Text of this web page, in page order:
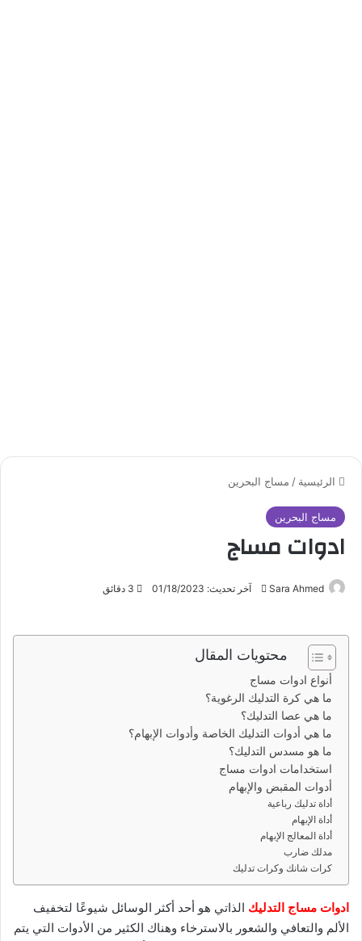
الرئيسية / مساج البحرين
مساج البحرين
ادوات مساج
Sara Ahmed
ب
ر
ي
د
ا
إ
ر
آخر تحديث: 01/18/2023
محتويات المقال
أنواع ادوات مساج
ما هي كرة التدليك الرغوية؟
ما هي عصا التدليك؟
ما هي أدوات التدليك الخاصة وأدوات الإبهام؟
ما هو مسدس التدليك؟
استخدامات ادوات مساج
أدوات المقبض والإبهام
أداة تدليك رباعية
أداة الإبهام
أداة المعالج الإبهام
مدلك ضارب
كرات شانك وكرات تدليك
ادوات مساج التدليك الذاتي هو أحد أكثر الوسائل شيوعًا لتخفيف
الألم والتعافي والشعور بالاسترخاء وهناك الكثير من الأدوات التي يتم